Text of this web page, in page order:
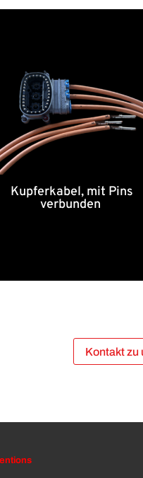
Kupferkabel, mit Pins
verbunden
Kontakt zu